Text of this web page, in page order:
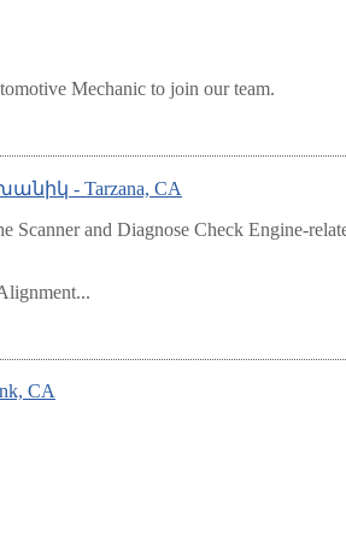
Mechanic to join our team.
- Tarzana, CA
Scanner and Diagnose Check Engine-
CA